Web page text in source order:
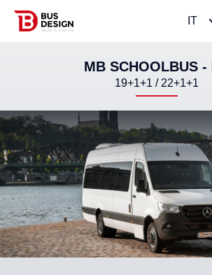
IT
MB SCHOOLBUS -
19+1+1 / 22+1+1